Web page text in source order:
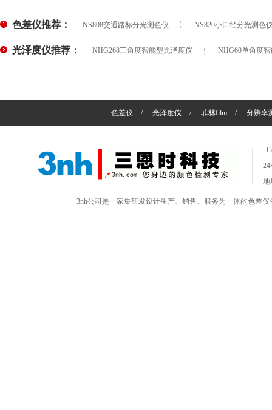
色差仪推荐： NS808交通路标分光测色仪 NS820小口径分光测色
光泽度仪推荐： NHG268三角度智能型光泽度仪 NHG60单角度
色差仪 / 光泽度仪 / 菲林film / 分辨率
地
3nh公司是一家集研发设计生产、销售、服务为一体的色差